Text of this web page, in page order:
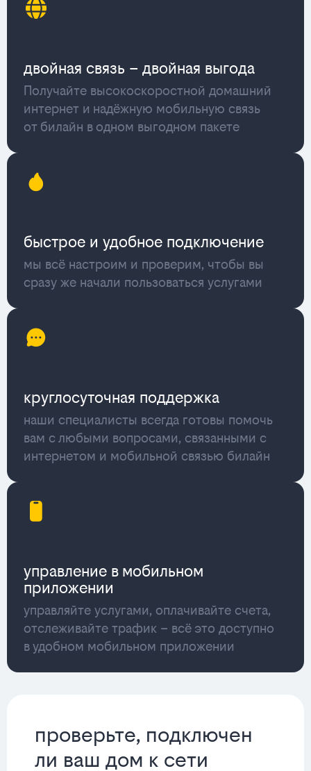
двойная связь – двойная выгода
Получайте высокоскоростной домашний
интернет и надёжную мобильную связь
от билайн в одном выгодном пакете
быстрое и удобное подключение
мы всё настроим и проверим, чтобы вы
сразу же начали пользоваться услугами
круглосуточная поддержка
наши специалисты всегда готовы помочь
вам с любыми вопросами, связанными с
интернетом и мобильной связью билайн
управление в мобильном
приложении
управляйте услугами, оплачивайте счета,
отслеживайте трафик – всё это доступно
в удобном мобильном приложении
проверьте, подключен
ли ваш дом к сети